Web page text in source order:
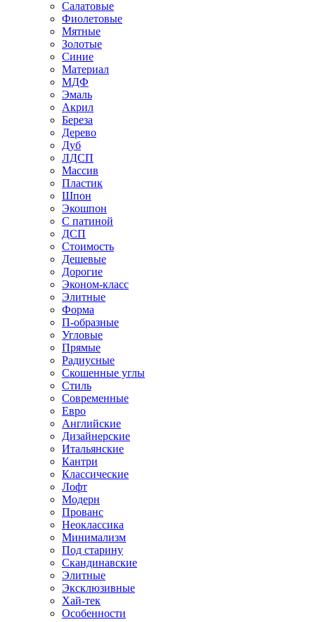
Салатовые
Фиолетовые
Мятные
Золотые
Синие
Материал
МДФ
Эмаль
Акрил
Береза
Дерево
Дуб
ЛДСП
Массив
Пластик
Шпон
Экошпон
С патиной
ДСП
Стоимость
Дешевые
Дорогие
Эконом-класс
Элитные
Форма
П-образные
Угловые
Прямые
Радиусные
Скошенные углы
Стиль
Современные
Евро
Английские
Дизайнерские
Итальянские
Кантри
Классические
Лофт
Модерн
Прованс
Неоклассика
Минимализм
Под старину
Скандинавские
Элитные
Эксклюзивные
Хай-тек
Особенности